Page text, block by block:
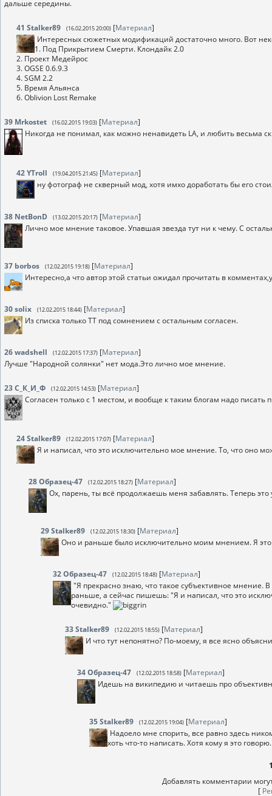
дальше середины.
41 Stalker89 (16.02.2015 20:00) [Материал]
Интересных сюжетных модификаций достаточно много. Вот
1. Под Прикрытием Смерти. Клондайк 2.0
2. Проект Медейрос
3. OGSE 0.6.9.3
4. SGM 2.2
5. Время Альянса
6. Oblivion Lost Remake
39 Mrkostet (16.02.2015 19:03) [Материал]
Никогда не понимал, как можно ненавидеть LA, и любить весьма
42YTroll (19.04.2015 21:45) [Материал]
ну фотограф не скверный мод, хотя имхо доработать бы его
38 NetBonD (13.02.2015 20:17) [Материал]
Лично мое мнение таковое. Упавшая звезда тут ни к чему. С
37 borbos (12.02.2015 19:18) [Материал]
Интересно,а что автор этой статьи ожидал прочитать в
30solix (12.02.2015 18:44) [Материал]
Из списка только ТТ под сомнением с остальным согласен.
26wadshell (12.02.2015 17:37) [Материал]
Лучше "Народной солянки" нет мода.Это лично мое мнение.
23С_К_И_Ф (12.02.2015 14:53) [Материал]
Согласен только с 1 местом, и вообще к таким блогам надо
24Stalker89 (12.02.2015 17:07) [Материал]
Я и написал, что это исключительно мое мнение. То, что оно
28Образец-47 (12.02.2015 18:27) [Материал]
Ох, парень, ты всё продолжаешь меня забавлять. Теперь
29Stalker89 (12.02.2015 18:30) [Материал]
Оно и раньше было исключительно моим мнением. Я
32Образец-47 (12.02.2015 18:48) [Материал]
"Я прекрасно знаю, что такое субъективное мнение.
раньше, а сейчас пишешь: "Я и написал, что это
очевидно."
33Stalker89 (12.02.2015 18:55) [Материал]
И что тут непонятно? По-моему, я все ясно
34Образец-47 (12.02.2015 18:58) [Материал]
Идешь на википедию и читаешь про
35Stalker89 (12.02.2015 19:04) [Материал]
Надоело мне спорить, все равно здесь
хоть что-то написать. Хотя кому я это
Добавлять комментарии
[